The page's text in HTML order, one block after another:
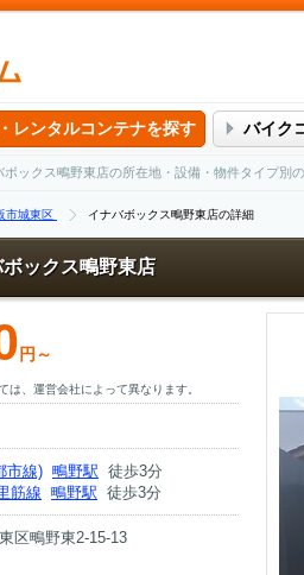
レンタルコンテナを探す バイク
ックス鴫野東店の所在地・設備・物件タイプ
市城東区 イナバボックス鴫野東店の詳細
ボックス鴫野東店
円～
は、運営会社によって異なります。
市線) 鴫野駅 徒歩3分
筋線 鴫野駅 徒歩3分
区鴫野東2-15-13